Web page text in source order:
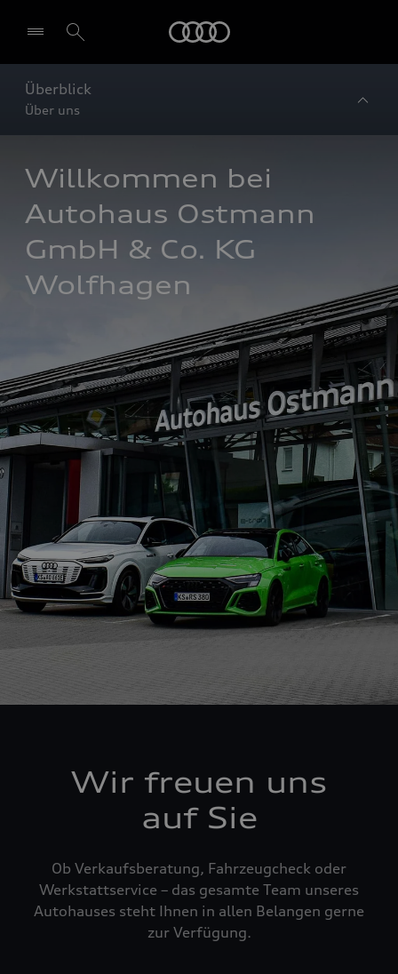
Überblick
Über uns
Willkommen bei
Autohaus Ostmann
GmbH & Co. KG
Wolfhagen
Wir freuen uns
auf Sie
Ob Verkaufsberatung, Fahrzeugcheck oder
Werkstattservice – das gesamte Team unseres
Autohauses steht Ihnen in allen Belangen gerne
zur Verfügung.